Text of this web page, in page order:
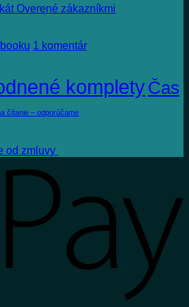
Overené zákazníkmi
Overené
zákazníkmi
1 komentárna
Facebooku
kompletyČas
čítanie – odporúčame
od zmluvy